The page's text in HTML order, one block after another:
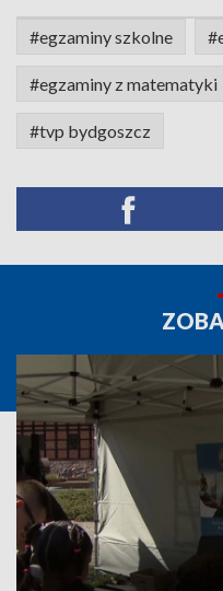
#egzaminy szkolne
#egzaminy z matematyki
#tvp bydgoszcz